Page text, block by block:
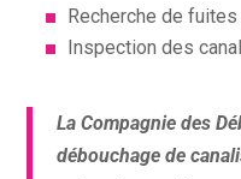
Recherche de fuites
Inspection des
La Compagnie des
débouchage de